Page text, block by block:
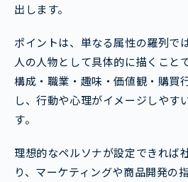
出します。
ポイントは、単なる属性の羅列で
人の人物として具体的に描くこと
構成・職業・趣味・価値観・購買
し、行動や心理がイメージしやす
す。
理想的なペルソナが設定できれば
り、マーケティングや商品開発の